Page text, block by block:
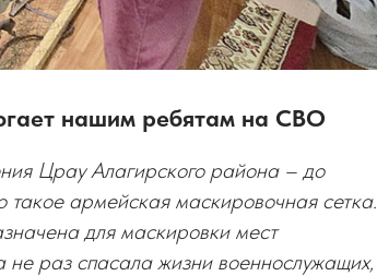
нашим ребятам на СВО
Црау Алагирского района – до
армейская маскировочная сетка.
для маскировки мест
не раз спасала жизни военнослужащих,